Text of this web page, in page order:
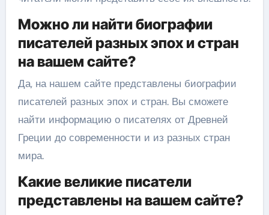
Можно ли найти биографии
писателей разных эпох и стран
на вашем сайте?
Да, на нашем сайте представлены биографии
писателей разных эпох и стран. Вы сможете
найти информацию о писателях от Древней
Греции до современности и из разных стран
мира.
Какие великие писатели
представлены на вашем сайте?